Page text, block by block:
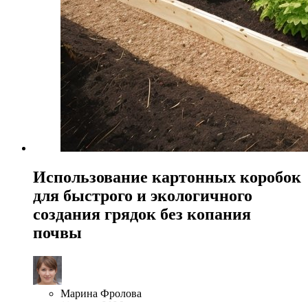
Использование картонных коробок
для быстрого и экологичного
создания грядок без копания
почвы
Марина Фролова